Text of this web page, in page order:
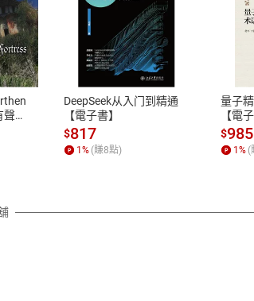
七日猶豫期
通訊交易解
，依商品性
貨說明請參
客服資訊
服務時間：週一到週五
13:00-17:00 (國定假日及
客服電話：0080-1857077
聲
DeepSeek从入门到精通
【電子書】
$817
1% (賺8點)
量子
【電
$985
1% (